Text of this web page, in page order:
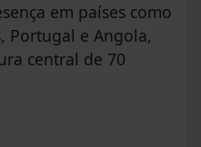
em países como
Portugal e Angola,
central de 70